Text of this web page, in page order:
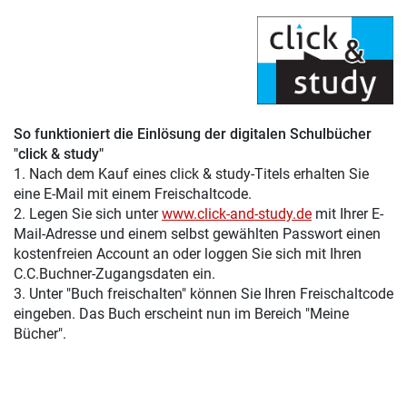
So funktioniert die Einlösung der digitalen Schulbücher
"click & study"
1. Nach dem Kauf eines click & study-Titels erhalten Sie
eine E-Mail mit einem Freischaltcode.
2. Legen Sie sich unterwww.click-and-study.de mit Ihrer E-
Mail-Adresse und einem selbst gewählten Passwort einen
kostenfreien Account an oder loggen Sie sich mit Ihren
C.C.Buchner-Zugangsdaten ein.
3. Unter "Buch freischalten" können Sie Ihren Freischaltcode
eingeben. Das Buch erscheint nun im Bereich "Meine
Bücher".